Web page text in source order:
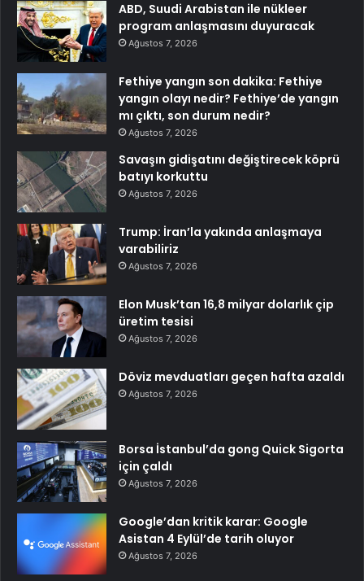
ABD, Suudi Arabistan ile nükleer
program anlaşmasını duyuracak
Ağustos 7, 2026
Fethiye yangın son dakika: Fethiye
yangın olayı nedir? Fethiye’de yangın
mı çıktı, son durum nedir?
Ağustos 7, 2026
Savaşın gidişatını değiştirecek köprü
batıyı korkuttu
Ağustos 7, 2026
Trump: İran’la yakında anlaşmaya
varabiliriz
Ağustos 7, 2026
Elon Musk’tan 16,8 milyar dolarlık çip
üretim tesisi
Ağustos 7, 2026
Döviz mevduatları geçen hafta azaldı
Ağustos 7, 2026
Borsa İstanbul’da gong Quick Sigorta
için çaldı
Ağustos 7, 2026
Google’dan kritik karar: Google
Asistan 4 Eylül’de tarih oluyor
Ağustos 7, 2026